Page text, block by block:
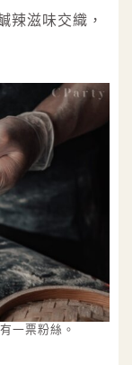
辣滋味交織，
一票粉絲。